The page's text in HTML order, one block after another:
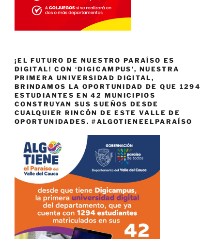
¡EL FUTURO DE NUESTRO PARAÍSO ES
DIGITAL! CON ‘DIGICAMPUS’, NUESTRA
PRIMERA UNIVERSIDAD DIGITAL,
BRINDAMOS LA OPORTUNIDAD DE QUE 1294
ESTUDIANTES EN 42 MUNICIPIOS
CONSTRUYAN SUS SUEÑOS DESDE
CUALQUIER RINCÓN DE ESTE VALLE DE
OPORTUNIDADES. #ALGOTIENEELPARAÍSO